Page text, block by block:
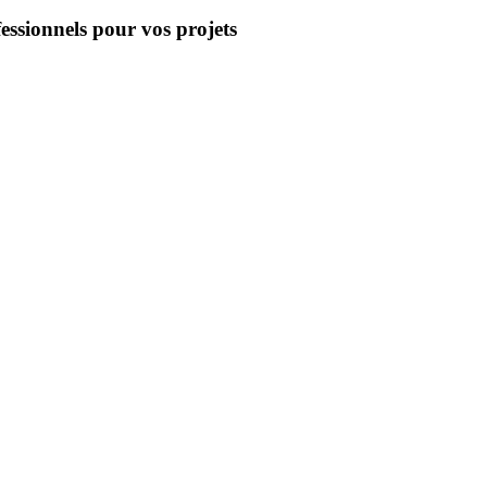
pour vos projets